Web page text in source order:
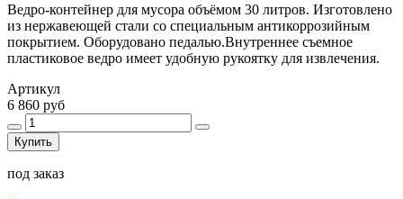
Ведро-контейнер для мусора объёмом 30 литров. Изготовлено
из нержавеющей стали со специальным антикоррозийным
покрытием. Оборудовано педалью.Внутреннее съемное
пластиковое ведро имеет удобную рукоятку для извлечения.
Артикул
6 860 руб
Купить
под заказ